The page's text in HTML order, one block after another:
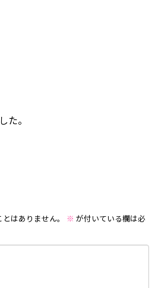
た。
はありません。 ※ が付いている欄は必